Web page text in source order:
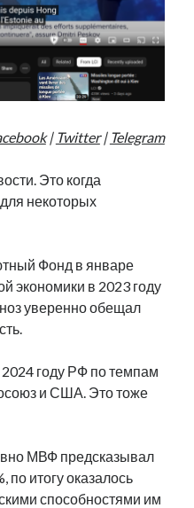
| Twitter| Telegram
Это когда
некоторых
Фонд в январе
экономики в 2023 году
уверенно обещал
году РФ по темпам
и США. Это тоже
МВФ предсказывал
по итогу оказалось
способностями им